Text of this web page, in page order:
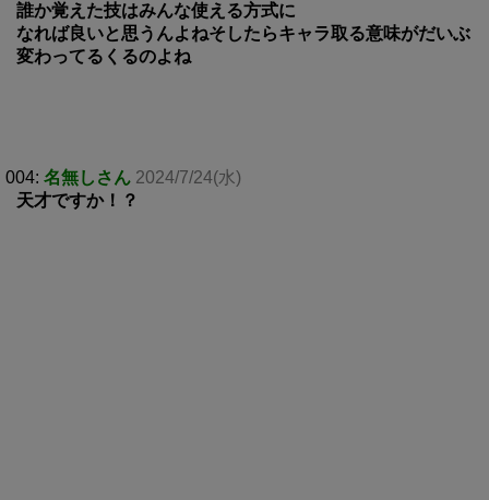
誰か覚えた技はみんな使える方式に
なれば良いと思うんよねそしたらキャラ取る意味がだいぶ
変わってるくるのよね
004: 名無しさん 2024/7/24(水)
天才ですか！？